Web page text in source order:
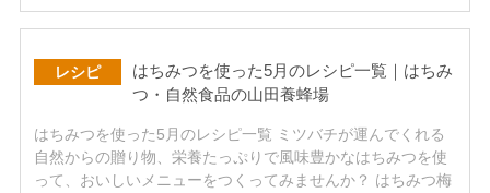
レシピ
はちみつを使った5月のレシピ一覧｜はちみ
つ・自然食品の山田養蜂場
はちみつを使った5月のレシピ一覧 ミツバチが運んでくれる
自然からの贈り物、栄養たっぷりで風味豊かなはちみつを使
って、おいしいメニューをつくってみませんか？ はちみつ梅